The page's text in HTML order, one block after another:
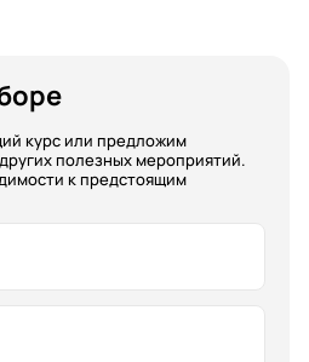
курс или предложим
полезных мероприятий.
к предстоящим